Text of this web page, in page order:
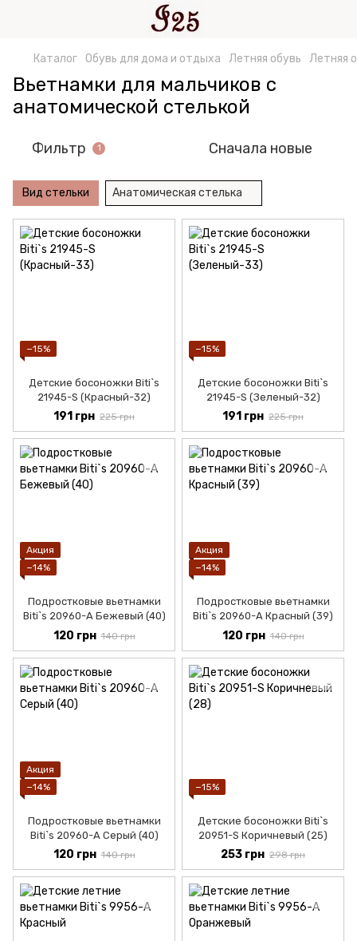
Каталог Обувь для дома и отдыха Летняя обувь Летняя
Вьетнамки для мальчиков с
анатомической стелькой
Фильтр 1 Сначала новые
Вид стельки Анатомическая стелька
−15%
Детские босоножки Biti`s
21945-S (Красный-32)
191 грн 225 грн
−15%
Детские босоножки Biti`s
21945-S (Зеленый-32)
191 грн 225 грн
Акция
−14%
Подростковые вьетнамки
Biti`s 20960-А Бежевый (40)
120 грн 140 грн
Акция
−14%
Подростковые вьетнамки
Biti`s 20960-А Красный (39)
120 грн 140 грн
Акция
−14%
Подростковые вьетнамки
Biti`s 20960-А Серый (40)
120 грн 140 грн
−15%
Детские босоножки Biti`s
20951-S Коричневый (25)
253 грн 298 грн